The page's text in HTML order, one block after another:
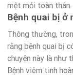
mệt mỏi toàn thân.
Bệnh quai bị ở
Thông thường,
rằng bệnh quai bị
chuyện này là như
Bệnh viêm tinh